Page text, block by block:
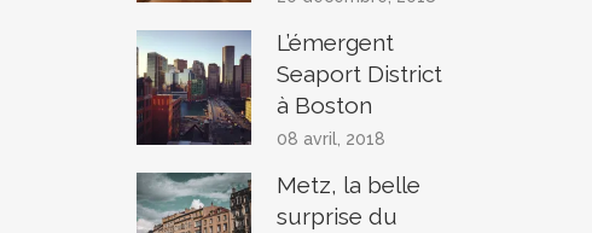
L’émergent
Seaport District
à Boston
08 avril, 2018
Metz, la belle
surprise du